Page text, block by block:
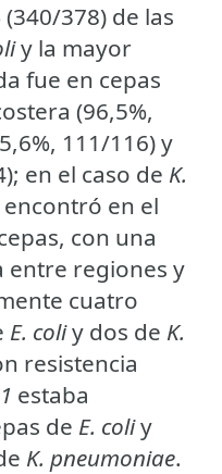
(340/378) de las
y la mayor
fue en cepas
(96,5%,
111/116) y
en el caso de K.
encontró en el
con una
entre regiones y
cuatro
E. coliy dos de K.
resistencia
estaba
de E. coliy
K. pneumoniae.